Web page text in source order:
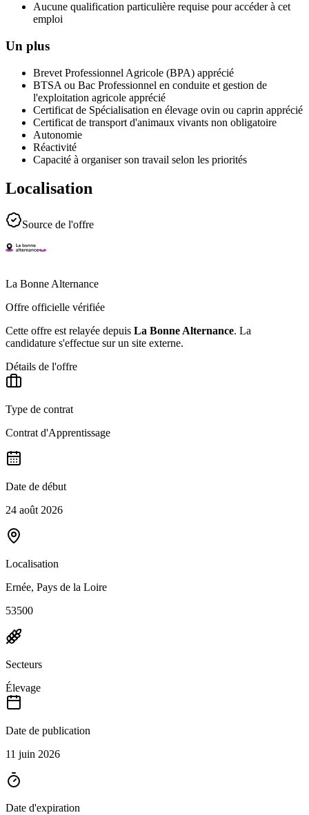
Aucune qualification particulière requise pour accéder à cet
emploi
Un plus
Brevet Professionnel Agricole (BPA) apprécié
BTSA ou Bac Professionnel en conduite et gestion de
l'exploitation agricole apprécié
Certificat de Spécialisation en élevage ovin ou caprin apprécié
Certificat de transport d'animaux vivants non obligatoire
Autonomie
Réactivité
Capacité à organiser son travail selon les priorités
Localisation
Source de l'offre
La Bonne Alternance
Offre officielle vérifiée
Cette offre est relayée depuis La Bonne Alternance. La
candidature s'effectue sur un site externe.
Détails de l'offre
Type de contrat
Contrat d'Apprentissage
Date de début
24 août 2026
Localisation
Ernée, Pays de la Loire
53500
Secteurs
Élevage
Date de publication
11 juin 2026
Date d'expiration